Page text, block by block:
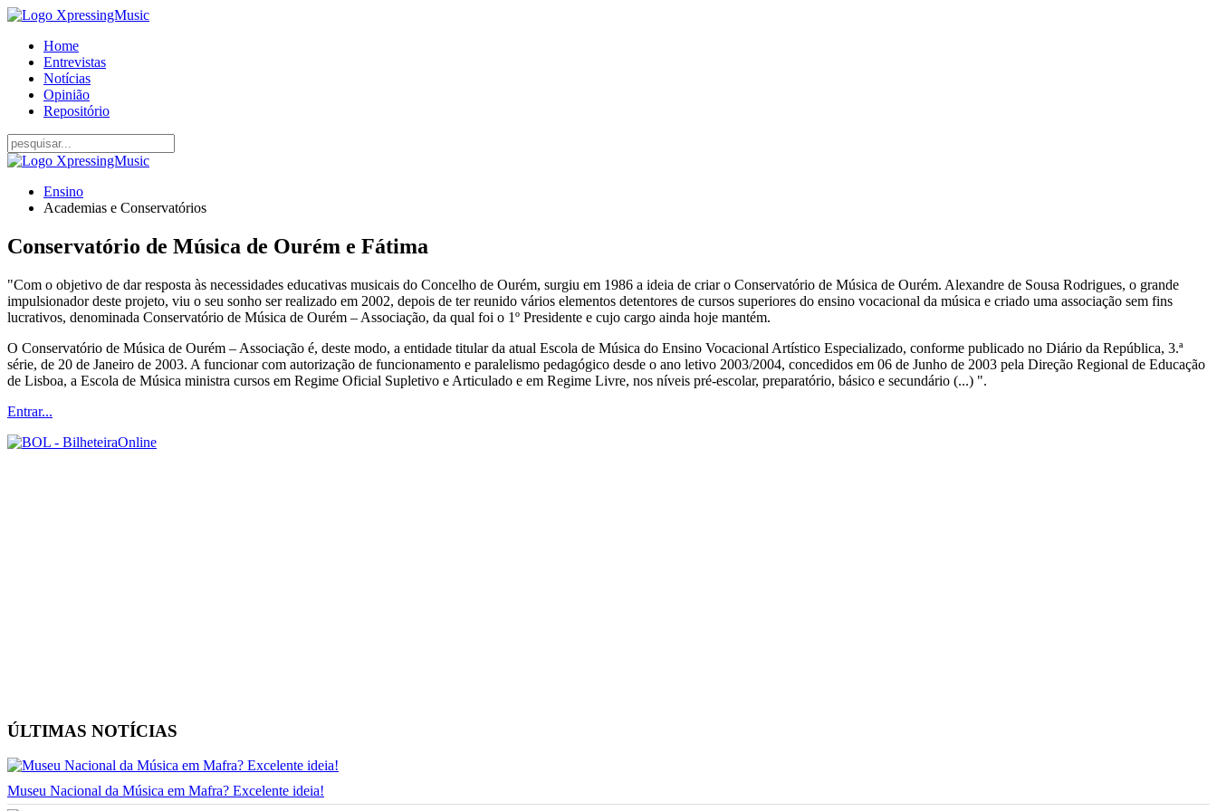
Home
Entrevistas
Notícias
Opinião
Repositório
Ensino
Academias e Conservatórios
Conservatório de Música de Ourém e Fátima
"Com o objetivo de dar resposta às necessidades educativas musicais do Concelho de Ourém, surgiu em 1986 a ideia de criar o Conservatório de Música de Ourém. Alexandre de Sousa Rodrigues, o grande
impulsionador deste projeto, viu o seu sonho ser realizado em 2002, depois de ter reunido vários elementos detentores de cursos superiores do ensino vocacional da música e criado uma associação sem fins
lucrativos, denominada Conservatório de Música de Ourém – Associação, da qual foi o 1º Presidente e cujo cargo ainda hoje mantém.
O Conservatório de Música de Ourém – Associação é, deste modo, a entidade titular da atual Escola de Música do Ensino Vocacional Artístico Especializado, conforme publicado no Diário da República, 3.ª
série, de 20 de Janeiro de 2003. A funcionar com autorização de funcionamento e paralelismo pedagógico desde o ano letivo 2003/2004, concedidos em 06 de Junho de 2003 pela Direção Regional de Educação
de Lisboa, a Escola de Música ministra cursos em Regime Oficial Supletivo e Articulado e em Regime Livre, nos níveis pré-escolar, preparatório, básico e secundário (...) ".
Entrar...
ÚLTIMAS NOTÍCIAS
Museu Nacional da Música em Mafra? Excelente ideia!